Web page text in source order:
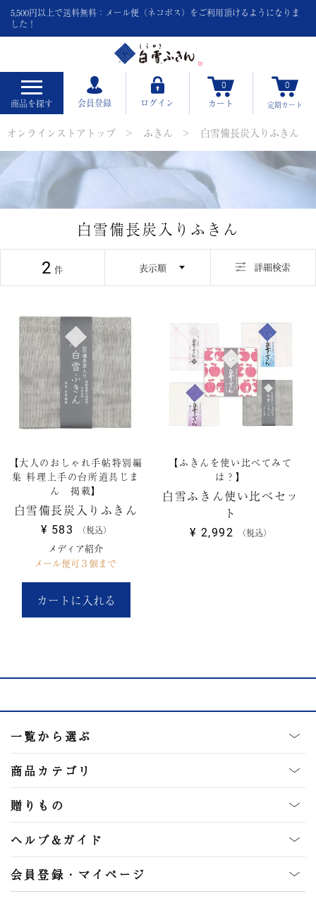
5,500円以上で送料無料：メール便（ネコポス）をご利用頂けるようになりま
した！
商品を探す 会員登録 ログイン
0
カート
0
定期カート
オンラインストアトップ ふきん 白雪備長炭入りふきん
白雪備長炭入りふきん
並び替え
2 詳細検索
【大人のおしゃれ手帖特別編
集 料理上手の台所道具じま
ん 掲載】
白雪備長炭入りふきん
¥ 583 税込
メディア紹介
メール便可３個まで
カートに入れる
【ふきんを使い比べてみて
は？】
白雪ふきん使い比べセッ
ト
¥ 2,992 税込
一覧から選ぶ
商品カテゴリ
贈りもの
ヘルプ&ガイド
会員登録・マイページ